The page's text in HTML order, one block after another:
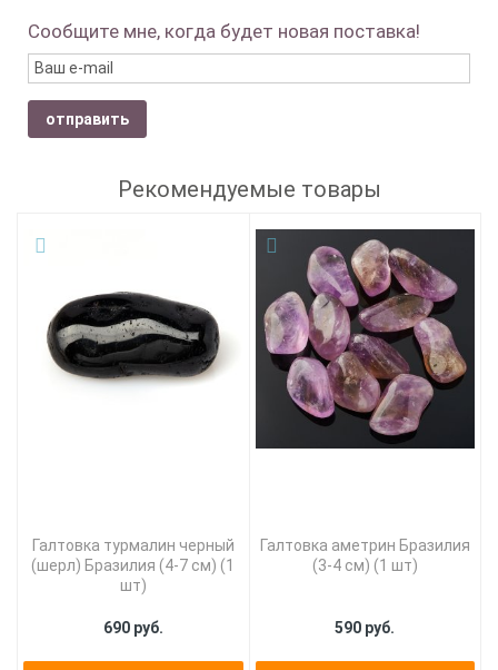
Сообщите мне, когда будет новая поставка!
отправить
Рекомендуемые товары
Галтовка турмалин черный
(шерл) Бразилия (4-7 см) (1
шт)
690 руб.
Галтовка аметрин Бразилия
(3-4 см) (1 шт)
590 руб.